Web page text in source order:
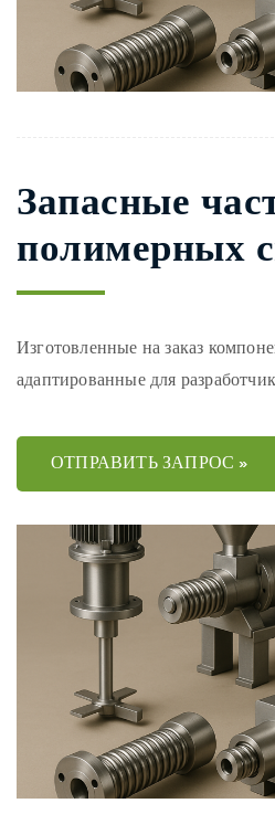
Запасные
полимерных
Изготовленные на заказ
адаптированные для
ОТПРАВИТЬ ЗАПРОС »